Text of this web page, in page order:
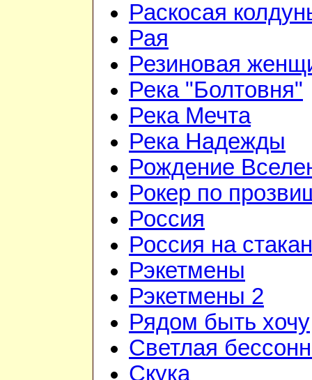
Раскосая
Рая
Резиновая
Река "Болтовня"
Река Мечта
Река Надежды
Рождение
Рокер по
Россия
Россия на
Рэкетмены
Рэкетмены 2
Рядом быть хочу
Светлая
Скука